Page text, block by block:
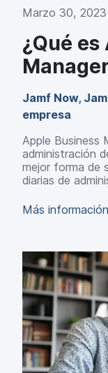
Marzo 30,
¿Qué
Jamf Now,
empresa
Apple Business
administración
mejor forma de
diarias de
Más información